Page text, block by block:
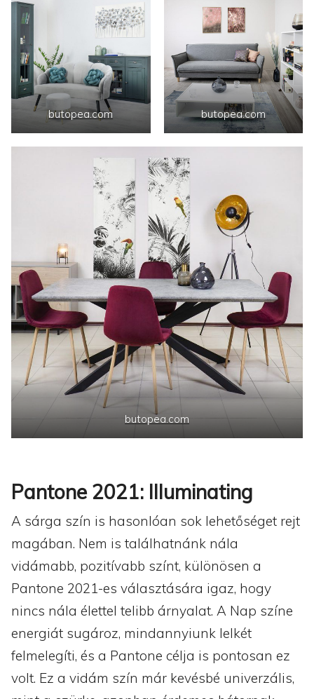
butopea.com butopea.com
butopea.com
Pantone 2021: Illuminating
A sárga szín is hasonlóan sok lehetőséget rejt
magában. Nem is találhatnánk nála
vidámabb, pozitívabb színt, különösen a
Pantone 2021-es választására igaz, hogy
nincs nála élettel telibb árnyalat. A Nap színe
energiát sugároz, mindannyiunk lelkét
felmelegíti, és a Pantone célja is pontosan ez
volt. Ez a vidám szín már kevésbé univerzális,